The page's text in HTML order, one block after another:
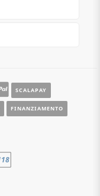
SCALAPAY
FINANZIAMENTO